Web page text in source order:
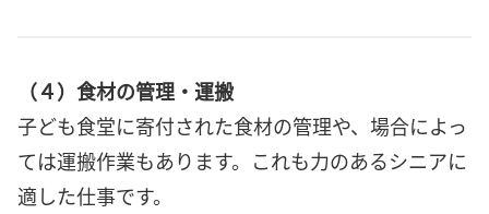
（４）食材の管理・運搬
子ども食堂に寄付された食材の管理や、場合によっ
ては運搬作業もあります。これも力のあるシニアに
適した仕事です。